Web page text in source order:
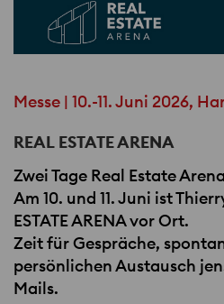
Messe | 10.-11. Juni 2026,
REAL ESTATE ARENA
Zwei Tage Real Estate
Am 10. und 11. Juni ist
ESTATEARENA​ vor Ort.
Zeit für Gespräche,
persönlichen Austausch
Mails.